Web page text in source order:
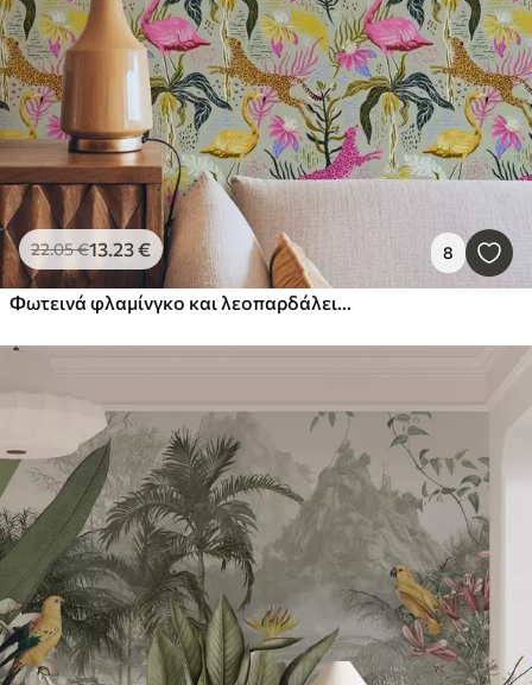
22.05€13.23€ 8
Φωτεινά φλαμίνγκο και λεοπαρδάλεις ανάμεσα σε τροπικά φυτά